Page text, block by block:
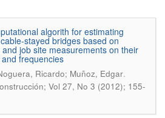
algorith for estimating
stayed bridges based on
job site measurements on their
frequencies
Ricardo; Muñoz, Edgar.
Vol 27, No 3 (2012); 155-